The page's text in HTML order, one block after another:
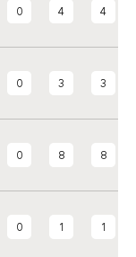
0 4 4
0 3 3
0 8 8
0 1 1